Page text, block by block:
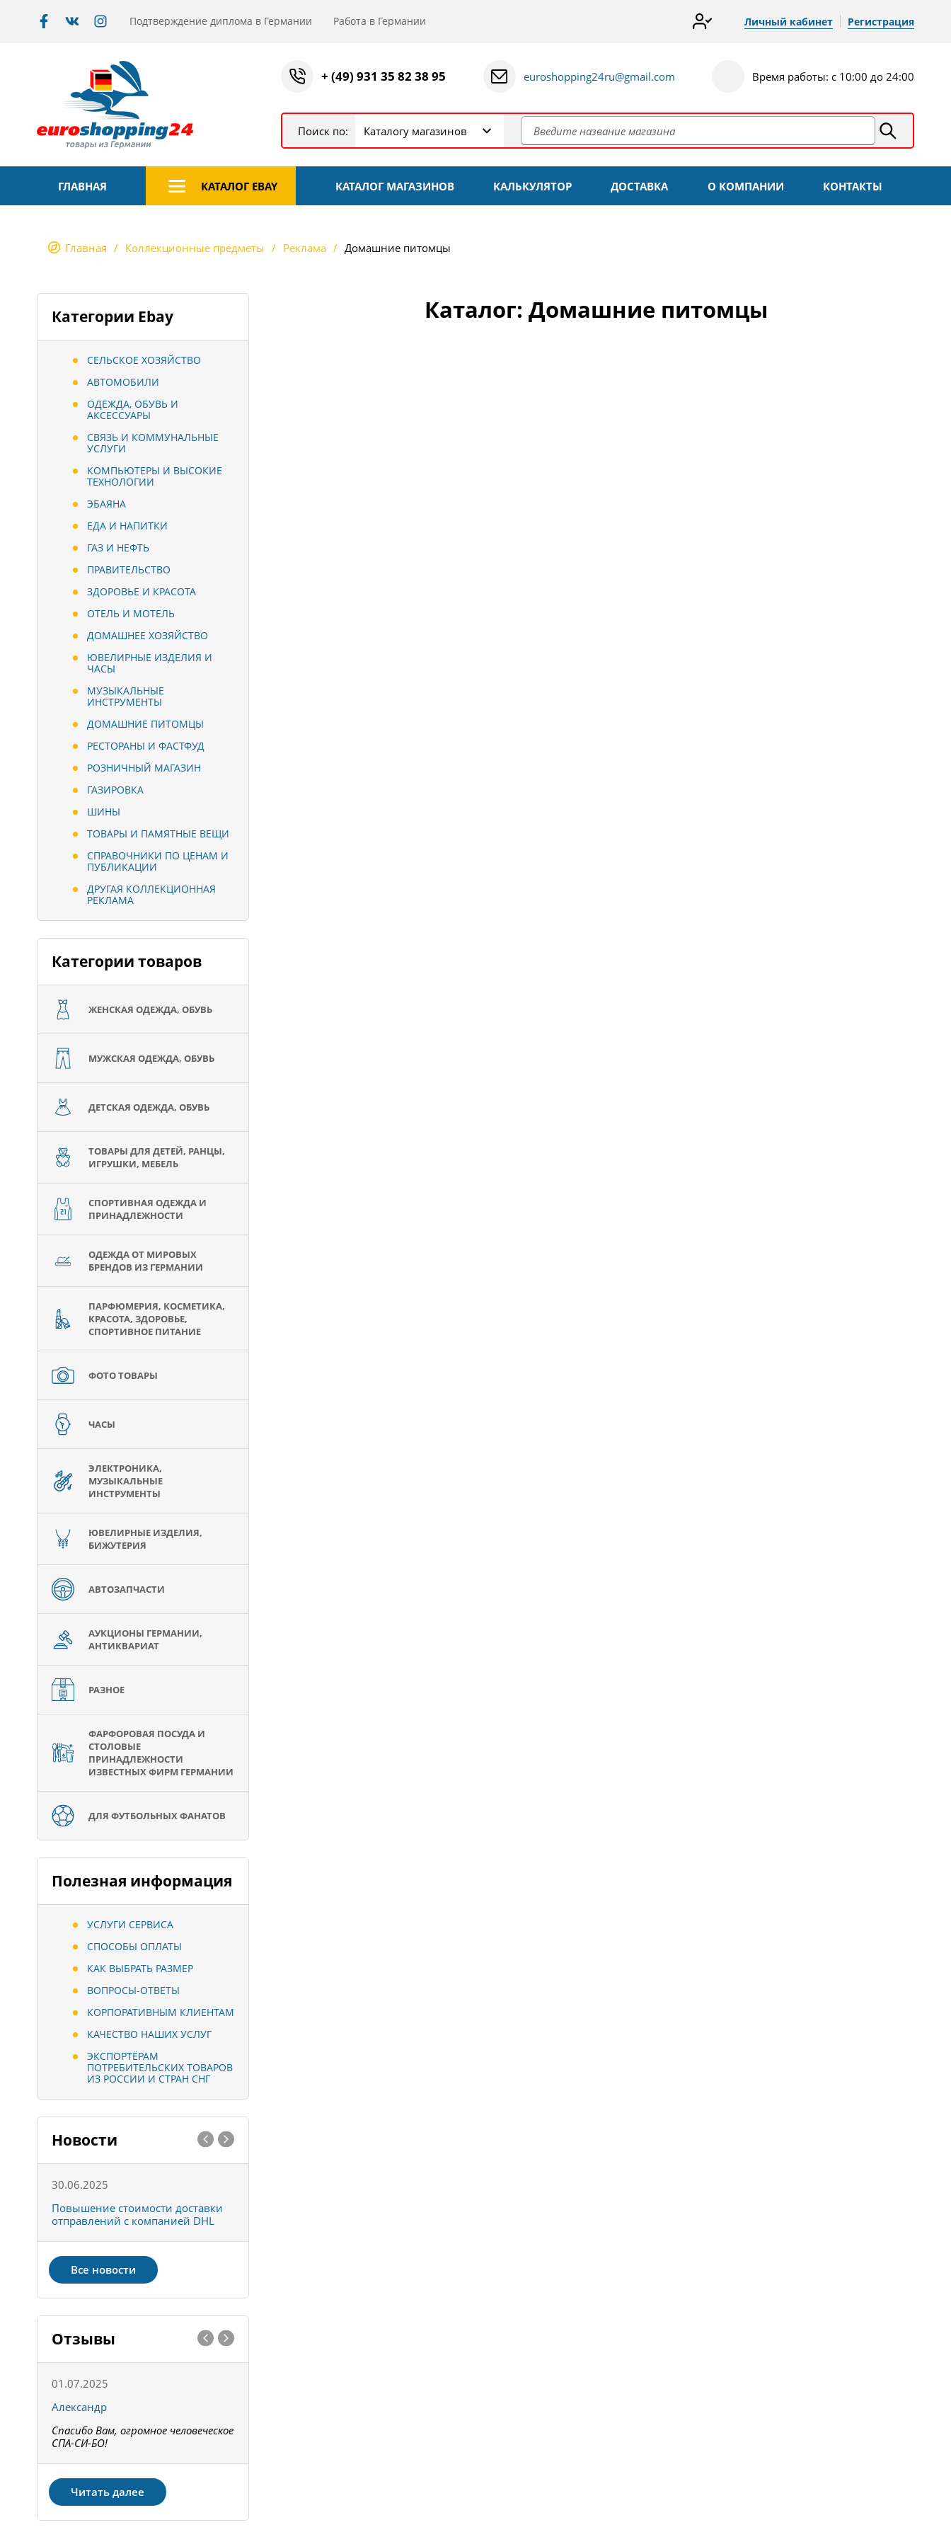
Подтверждение диплома в Германии Работа в Германии Личный кабинет Регистрация
+ (49) 931 35 82 38 95 euroshopping24ru@gmail.com Время работы: с 10:00 до 24:00
Поиск по: Каталогу магазинов
ГЛАВНАЯ КАТАЛОГ EBAY КАТАЛОГ МАГАЗИНОВ КАЛЬКУЛЯТОР ДОСТАВКА О КОМПАНИИ КОНТАКТЫ
Главная Коллекционные предметы Реклама Домашние питомцы
Категории Ebay
СЕЛЬСКОЕ ХОЗЯЙСТВО
АВТОМОБИЛИ
ОДЕЖДА, ОБУВЬ И
АКСЕССУАРЫ
СВЯЗЬ И КОММУНАЛЬНЫЕ
УСЛУГИ
КОМПЬЮТЕРЫ И ВЫСОКИЕ
ТЕХНОЛОГИИ
ЭБАЯНА
ЕДА И НАПИТКИ
ГАЗ И НЕФТЬ
ПРАВИТЕЛЬСТВО
ЗДОРОВЬЕ И КРАСОТА
ОТЕЛЬ И МОТЕЛЬ
ДОМАШНЕЕ ХОЗЯЙСТВО
ЮВЕЛИРНЫЕ ИЗДЕЛИЯ И
ЧАСЫ
МУЗЫКАЛЬНЫЕ
ИНСТРУМЕНТЫ
ДОМАШНИЕ ПИТОМЦЫ
РЕСТОРАНЫ И ФАСТФУД
РОЗНИЧНЫЙ МАГАЗИН
ГАЗИРОВКА
ШИНЫ
ТОВАРЫ И ПАМЯТНЫЕ ВЕЩИ
СПРАВОЧНИКИ ПО ЦЕНАМ И
ПУБЛИКАЦИИ
ДРУГАЯ КОЛЛЕКЦИОННАЯ
РЕКЛАМА
Категории товаров
ЖЕНСКАЯ ОДЕЖДА, ОБУВЬ
МУЖСКАЯ ОДЕЖДА, ОБУВЬ
ДЕТСКАЯ ОДЕЖДА, ОБУВЬ
ТОВАРЫ ДЛЯ ДЕТЕЙ, РАНЦЫ,
ИГРУШКИ, МЕБЕЛЬ
СПОРТИВНАЯ ОДЕЖДА И
ПРИНАДЛЕЖНОСТИ
ОДЕЖДА ОТ МИРОВЫХ
БРЕНДОВ ИЗ ГЕРМАНИИ
ПАРФЮМЕРИЯ, КОСМЕТИКА,
КРАСОТА, ЗДОРОВЬЕ,
СПОРТИВНОЕ ПИТАНИЕ
ФОТО ТОВАРЫ
ЧАСЫ
ЭЛЕКТРОНИКА,
МУЗЫКАЛЬНЫЕ
ИНСТРУМЕНТЫ
ЮВЕЛИРНЫЕ ИЗДЕЛИЯ,
БИЖУТЕРИЯ
АВТОЗАПЧАСТИ
АУКЦИОНЫ ГЕРМАНИИ,
АНТИКВАРИАТ
РАЗНОЕ
ФАРФОРОВАЯ ПОСУДА И
СТОЛОВЫЕ
ПРИНАДЛЕЖНОСТИ
ИЗВЕСТНЫХ ФИРМ ГЕРМАНИИ
ДЛЯ ФУТБОЛЬНЫХ ФАНАТОВ
Полезная информация
УСЛУГИ СЕРВИСА
СПОСОБЫ ОПЛАТЫ
КАК ВЫБРАТЬ РАЗМЕР
ВОПРОСЫ-ОТВЕТЫ
КОРПОРАТИВНЫМ КЛИЕНТАМ
КАЧЕСТВО НАШИХ УСЛУГ
ЭКСПОРТЁРАМ
ПОТРЕБИТЕЛЬСКИХ ТОВАРОВ
ИЗ РОССИИ И СТРАН СНГ
Новости
30.06.2025
Повышение стоимости доставки
отправлений с компанией DHL
Все новости
Отзывы
01.07.2025
Александр
Спасибо Вам, огромное человеческое
СПА-СИ-БО!
Читать далее
Каталог: Домашние питомцы